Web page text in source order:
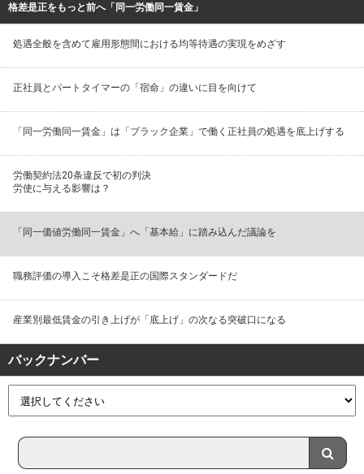
格差是正をもっと前へ「同一労働同一賃金」
処遇全般を含めて雇用形態間における均等待遇の実現をめざす
正社員とパートタイマーの「宿命」の違いに目を向けて
「同一労働同一賃金」は「ブラック企業」で働く正社員の処遇を底上げする
労働契約法20条違反で初の判決
労使に与える影響は？
「同一価値労働同一賃金」へ「基本給」に踏み込んだ議論を
職務評価の導入こそ格差是正の国際スタンダードだ
産業別最低賃金の引き上げが「底上げ」の次なる突破口になる
バックナンバー